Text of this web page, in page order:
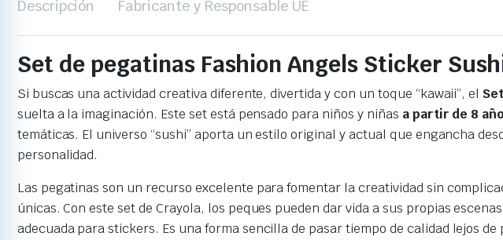
Descripción Fabricante y Responsable UE
Set de pegatinas Fashion Angels Sticker
Si buscas una actividad creativa diferente, divertida y con un toque “kawaii”, el
suelta a la imaginación. Este set está pensado para niños y niñas a partir de 8
temáticas. El universo “sushi” aporta un estilo original y actual que engancha
personalidad.
Las pegatinas son un recurso excelente para fomentar la creatividad sin
únicas. Con este set de Crayola, los peques pueden dar vida a sus propias
adecuada para stickers. Es una forma sencilla de pasar tiempo de calidad lejos